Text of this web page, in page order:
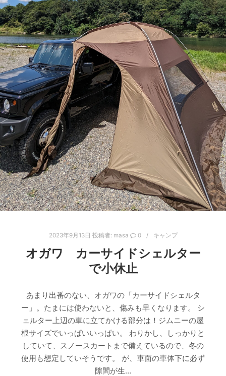
2023年9月13日 投稿者: masa 0 キャンプ
オガワ カーサイドシェルター
で小休止
あまり出番のない、オガワの「カーサイドシェルタ
ー」。たまには使わないと、傷みも早くなります。 シ
ェルター上辺の車に立てかける部分は！ジムニーの屋
根サイズでいっぱいいっぱい。 わりかし、しっかりと
していて、スノースカートまで備えているので、冬の
使用も想定していそうです。 が、車面の車体下に必ず
隙間が生…